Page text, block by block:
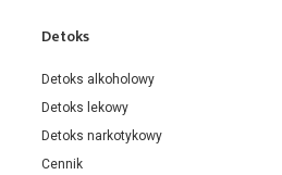
Detoks
Detoks alkoholowy
Detoks lekowy
Detoks narkotykowy
Cennik